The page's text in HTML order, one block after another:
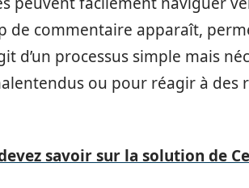
de commentaire apparaît,
d’un processus simple mais
ou pour réagir à des
savoir sur la solution de